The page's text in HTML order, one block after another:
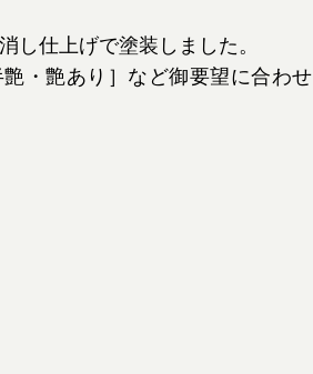
し仕上げで塗装しました。
・艶あり］など御要望に合わせ